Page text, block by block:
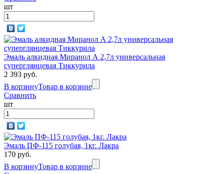
шт
Эмаль алкидная Миранол А 2,7л универсальная
суперглянцевая Тиккурила
2 393 руб.
В корзинуТовар в корзине
Сравнить
шт
Эмаль ПФ-115 голубая, 1кг. Лакра
170 руб.
В корзинуТовар в корзине